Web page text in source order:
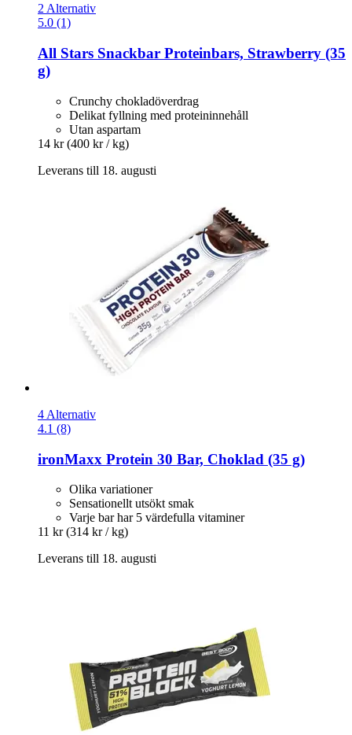
2 Alternativ
5.0 (1)
All Stars Snackbar Proteinbars, Strawberry (35
g)
Crunchy chokladöverdrag
Delikat fyllning med proteininnehåll
Utan aspartam
14 kr (400 kr / kg)
Leverans till 18. augusti
4 Alternativ
4.1 (8)
ironMaxx Protein 30 Bar, Choklad (35 g)
Olika variationer
Sensationellt utsökt smak
Varje bar har 5 värdefulla vitaminer
11 kr (314 kr / kg)
Leverans till 18. augusti